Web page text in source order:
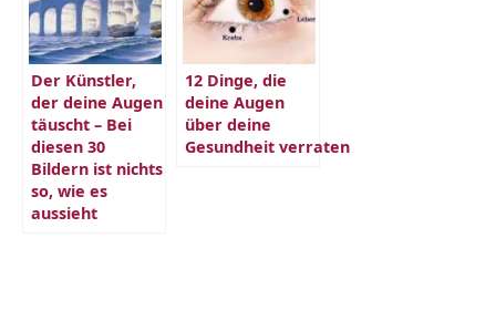
Der Künstler,
der deine Augen
täuscht – Bei
diesen 30
Bildern ist nichts
so, wie es
aussieht
12 Dinge, die
deine Augen
über deine
Gesundheit verraten